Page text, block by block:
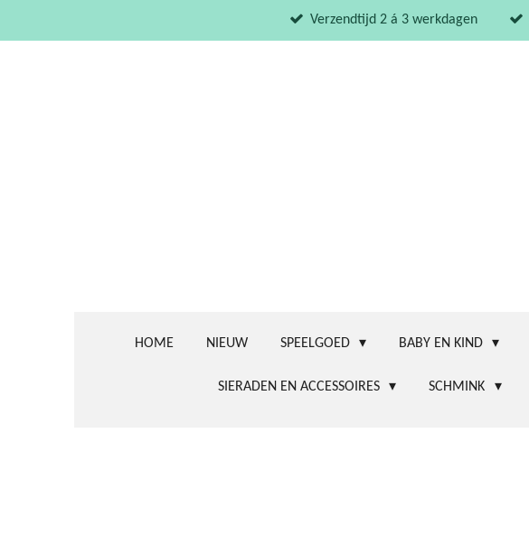
direct
Verzendtijd 2 á 3 werkdagen
HOME NIEUW SPEELGOED BABY EN KIND
SIERADEN EN ACCESSOIRES SCHMINK